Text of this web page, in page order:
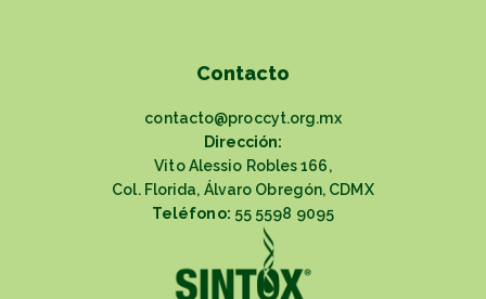
Contacto
contacto@proccyt.org.mx
Dirección:
Vito Alessio Robles 166,
Col. Florida, Álvaro Obregón, CDMX
Teléfono: 55 5598 9095